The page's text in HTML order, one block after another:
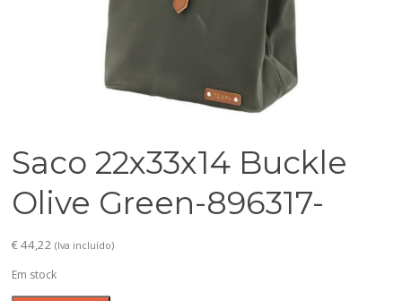
Saco 22x33x14 Buckle
Olive Green-896317-
€44,22 (Iva incluído)
Em stock